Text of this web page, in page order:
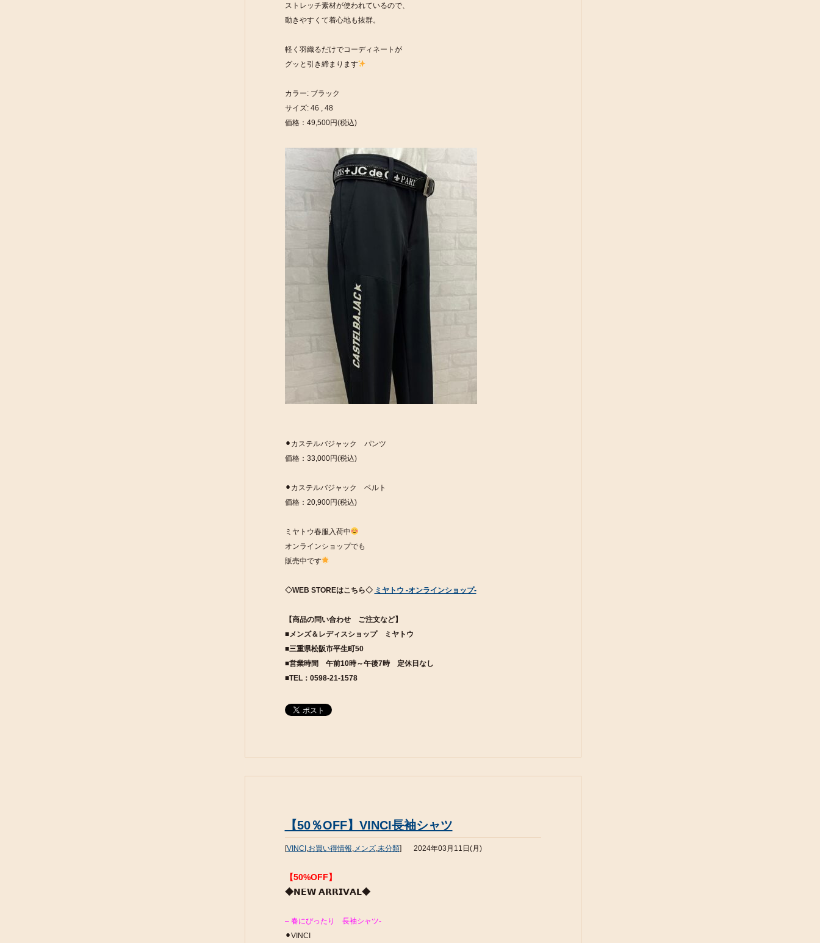
ストレッチ素材が使われているので、
動きやすくて着心地も抜群。
軽く羽織るだけでコーディネートが
グッと引き締まります
カラー: ブラック
サイズ: 46 , 48
価格：49,500円(税込)
⚫︎カステルバジャック パンツ
価格：33,000円(税込)
⚫︎カステルバジャック ベルト
価格：20,900円(税込)
ミヤトウ春服入荷中
オンラインショップでも
販売中です
◇WEB STOREはこちら◇ ミヤトウ -オンラインショップ-
【商品の問い合わせ ご注文など】
■メンズ＆レディスショップ ミヤトウ
■三重県松阪市平生町50
■営業時間 午前10時～午後7時 定休日なし
■TEL：0598-21-1578
【50％OFF】VINCI長袖シャツ
[VINCI ,お買い得情報,メンズ,未分類] 2024年03月11日(月)
【50%OFF】
◆𝗡𝗘𝗪 𝗔𝗥𝗥𝗜𝗩𝗔𝗟◆
– 春にぴったり 長袖シャツ-
⚫︎VINCI